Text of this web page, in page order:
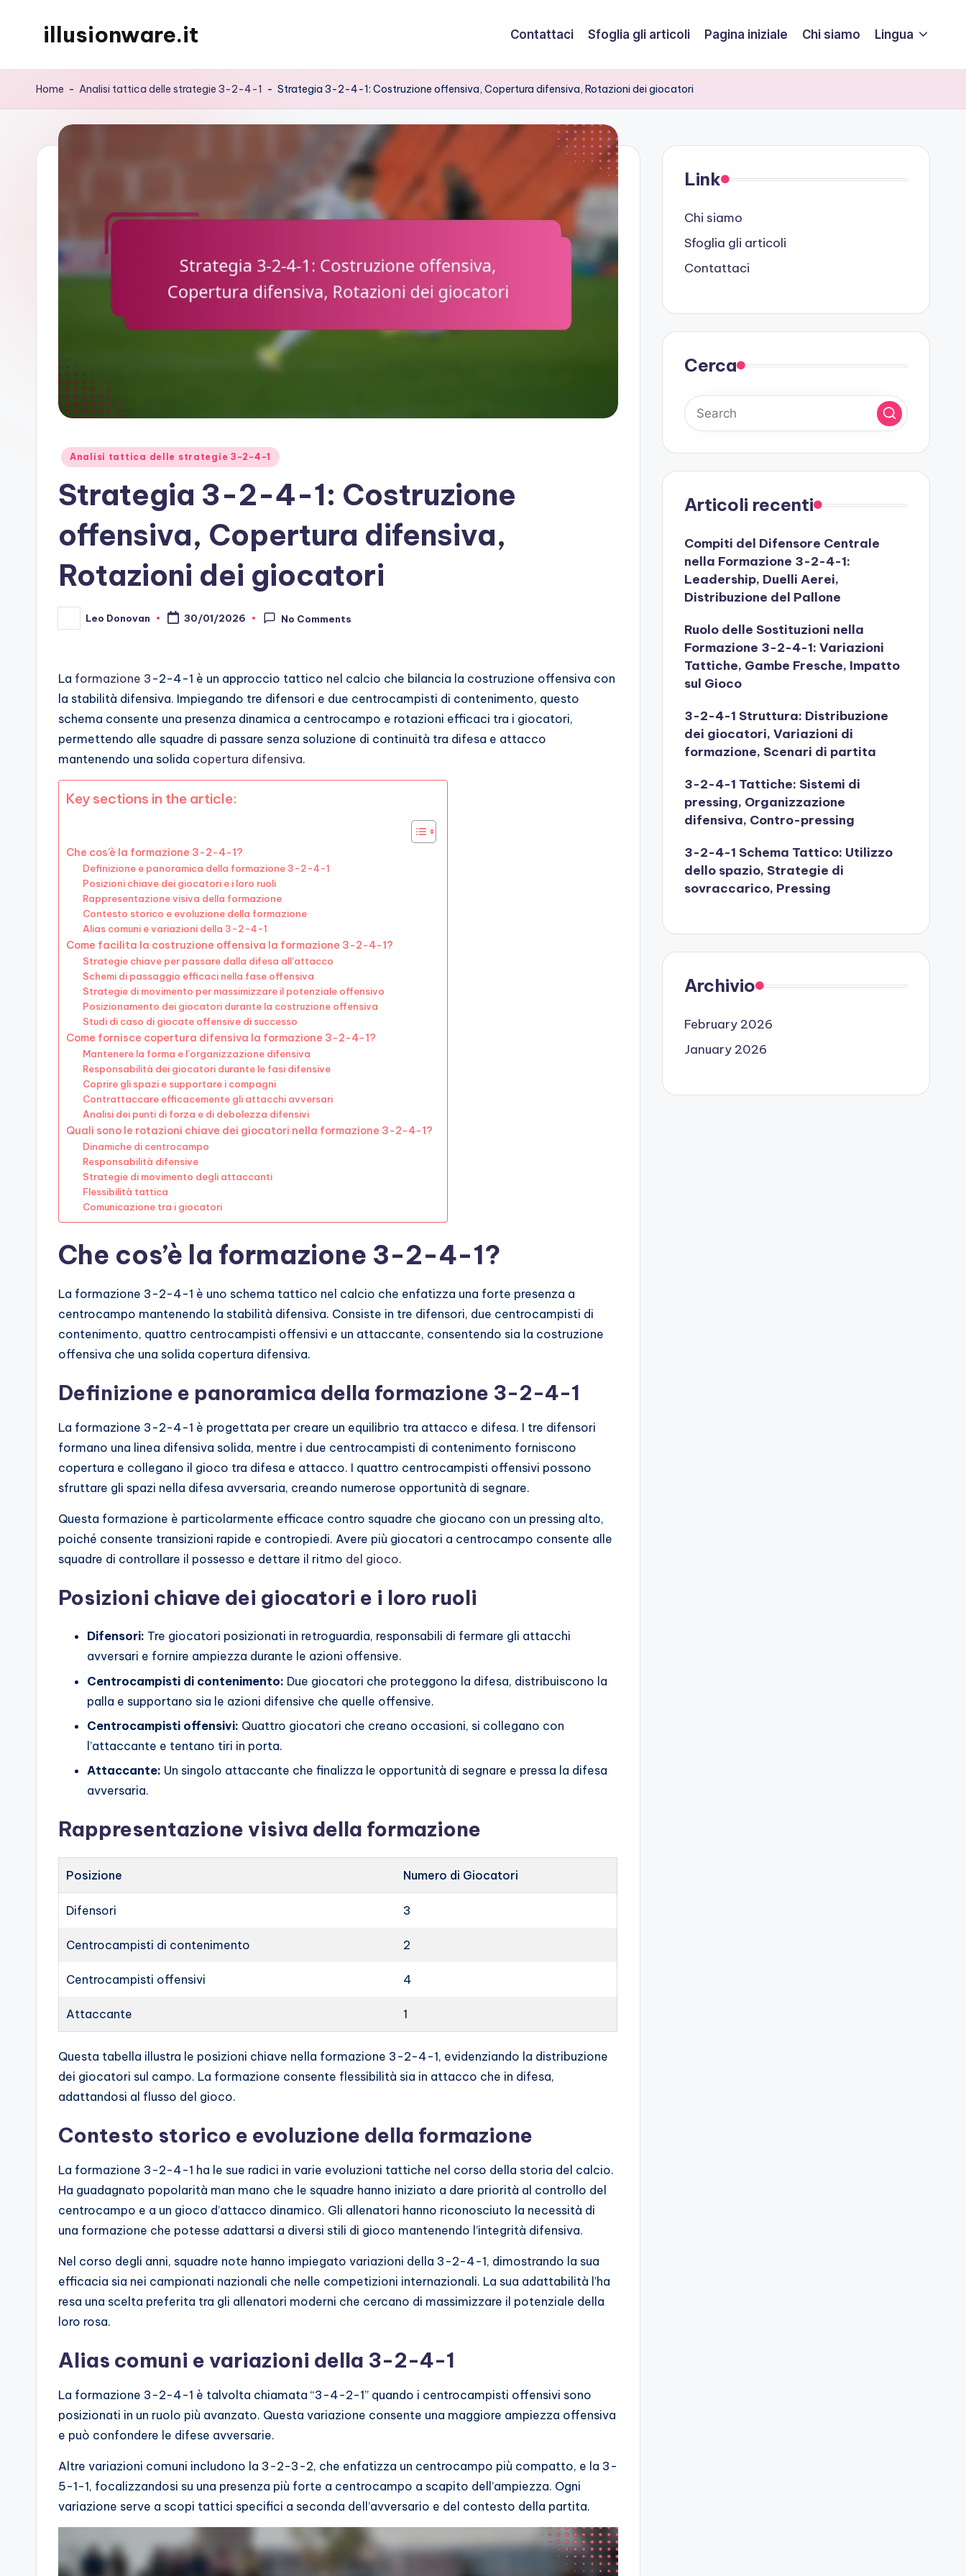
illusionware.it Contattaci Sfoglia gli articoli Pagina iniziale Chi siamo Lingua
Home - Analisi tattica delle strategie 3-2-4-1 - Strategia 3-2-4-1: Costruzione offensiva, Copertura difensiva, Rotazioni dei giocatori
Posted
Analisi tattica delle strategie 3-2-4-1
Strategia 3-2-4-1: Costruzione
offensiva, Copertura difensiva,
Rotazioni dei giocatori
Posted
by
Leo Donovan 30/01/2026 No Comments
La formazione 3 -2-4-1 è un approccio tattico nel calcio che bilancia la costruzione offensiva con
la stabilità difensiva. Impiegando tre difensori e due centrocampisti di contenimento, questo
schema consente una presenza dinamica a centrocampo e rotazioni efficaci tra i giocatori,
permettendo alle squadre di passare senza soluzione di continuità tra difesa e attacco
mantenendo una solida copertura difensiva.
Key sections in the article:
Che cos’è la formazione 3-2-4-1?
Definizione e panoramica della formazione 3-2-4-1
Posizioni chiave dei giocatori e i loro ruoli
Rappresentazione visiva della formazione
Contesto storico e evoluzione della formazione
Alias comuni e variazioni della 3-2-4-1
Come facilita la costruzione offensiva la formazione 3-2-4-1?
Strategie chiave per passare dalla difesa all’attacco
Schemi di passaggio efficaci nella fase offensiva
Strategie di movimento per massimizzare il potenziale offensivo
Posizionamento dei giocatori durante la costruzione offensiva
Studi di caso di giocate offensive di successo
Come fornisce copertura difensiva la formazione 3-2-4-1?
Mantenere la forma e l’organizzazione difensiva
Responsabilità dei giocatori durante le fasi difensive
Coprire gli spazi e supportare i compagni
Contrattaccare efficacemente gli attacchi avversari
Analisi dei punti di forza e di debolezza difensivi
Quali sono le rotazioni chiave dei giocatori nella formazione 3-2-4-1?
Dinamiche di centrocampo
Responsabilità difensive
Strategie di movimento degli attaccanti
Flessibilità tattica
Comunicazione tra i giocatori
Che cos’è la formazione 3-2-4-1?
La formazione 3-2-4-1 è uno schema tattico nel calcio che enfatizza una forte presenza a
centrocampo mantenendo la stabilità difensiva. Consiste in tre difensori, due centrocampisti di
contenimento, quattro centrocampisti offensivi e un attaccante, consentendo sia la costruzione
offensiva che una solida copertura difensiva.
Definizione e panoramica della formazione 3-2-4-1
La formazione 3-2-4-1 è progettata per creare un equilibrio tra attacco e difesa. I tre difensori
formano una linea difensiva solida, mentre i due centrocampisti di contenimento forniscono
copertura e collegano il gioco tra difesa e attacco. I quattro centrocampisti offensivi possono
sfruttare gli spazi nella difesa avversaria, creando numerose opportunità di segnare.
Questa formazione è particolarmente efficace contro squadre che giocano con un pressing alto,
poiché consente transizioni rapide e contropiedi. Avere più giocatori a centrocampo consente alle
squadre di controllare il possesso e dettare il ritmo del gioco.
Posizioni chiave dei giocatori e i loro ruoli
Difensori: Tre giocatori posizionati in retroguardia, responsabili di fermare gli attacchi
avversari e fornire ampiezza durante le azioni offensive.
Centrocampisti di contenimento: Due giocatori che proteggono la difesa, distribuiscono la
palla e supportano sia le azioni difensive che quelle offensive.
Centrocampisti offensivi: Quattro giocatori che creano occasioni, si collegano con
l’attaccante e tentano tiri in porta.
Attaccante: Un singolo attaccante che finalizza le opportunità di segnare e pressa la difesa
avversaria.
Rappresentazione visiva della formazione
Posizione Numero di Giocatori
Difensori 3
Centrocampisti di contenimento 2
Centrocampisti offensivi 4
Attaccante 1
Questa tabella illustra le posizioni chiave nella formazione 3-2-4-1, evidenziando la distribuzione
dei giocatori sul campo. La formazione consente flessibilità sia in attacco che in difesa,
adattandosi al flusso del gioco.
Contesto storico e evoluzione della formazione
La formazione 3-2-4-1 ha le sue radici in varie evoluzioni tattiche nel corso della storia del calcio.
Ha guadagnato popolarità man mano che le squadre hanno iniziato a dare priorità al controllo del
centrocampo e a un gioco d’attacco dinamico. Gli allenatori hanno riconosciuto la necessità di
una formazione che potesse adattarsi a diversi stili di gioco mantenendo l’integrità difensiva.
Nel corso degli anni, squadre note hanno impiegato variazioni della 3-2-4-1, dimostrando la sua
efficacia sia nei campionati nazionali che nelle competizioni internazionali. La sua adattabilità l’ha
resa una scelta preferita tra gli allenatori moderni che cercano di massimizzare il potenziale della
loro rosa.
Alias comuni e variazioni della 3-2-4-1
La formazione 3-2-4-1 è talvolta chiamata “3-4-2-1” quando i centrocampisti offensivi sono
posizionati in un ruolo più avanzato. Questa variazione consente una maggiore ampiezza offensiva
e può confondere le difese avversarie.
Altre variazioni comuni includono la 3-2-3-2, che enfatizza un centrocampo più compatto, e la 3-
5-1-1, focalizzandosi su una presenza più forte a centrocampo a scapito dell’ampiezza. Ogni
variazione serve a scopi tattici specifici a seconda dell’avversario e del contesto della partita.
Link
Chi siamo
Sfoglia gli articoli
Contattaci
Cerca
Articoli recenti
Compiti del Difensore Centrale
nella Formazione 3-2-4-1:
Leadership, Duelli Aerei,
Distribuzione del Pallone
Ruolo delle Sostituzioni nella
Formazione 3-2-4-1: Variazioni
Tattiche, Gambe Fresche, Impatto
sul Gioco
3-2-4-1 Struttura: Distribuzione
dei giocatori, Variazioni di
formazione, Scenari di partita
3-2-4-1 Tattiche: Sistemi di
pressing, Organizzazione
difensiva, Contro-pressing
3-2-4-1 Schema Tattico: Utilizzo
dello spazio, Strategie di
sovraccarico, Pressing
Archivio
February 2026
January 2026